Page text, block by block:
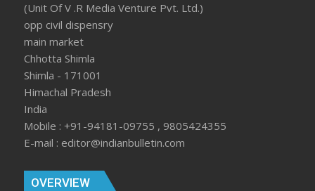
(Unit Of V .R Media Venture Pvt. Ltd.)
opp civil dispensry
main market
Chhotta Shimla
Shimla - 171001
Himachal Pradesh
India
Mobile : +91-94181-09755 , 9805424355
E-mail : editor@indianbulletin.com
OVERVIEW